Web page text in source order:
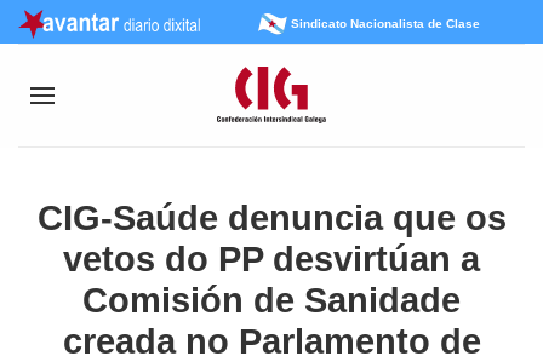
Sindicato Nacionalista de Clase
CIG-Saúde denuncia que os
vetos do PP desvirtúan a
Comisión de Sanidade
creada no Parlamento de